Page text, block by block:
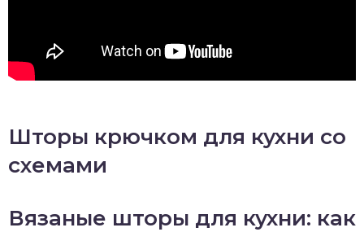
Шторы крючком для кухни со
схемами
Вязаные шторы для кухни: как